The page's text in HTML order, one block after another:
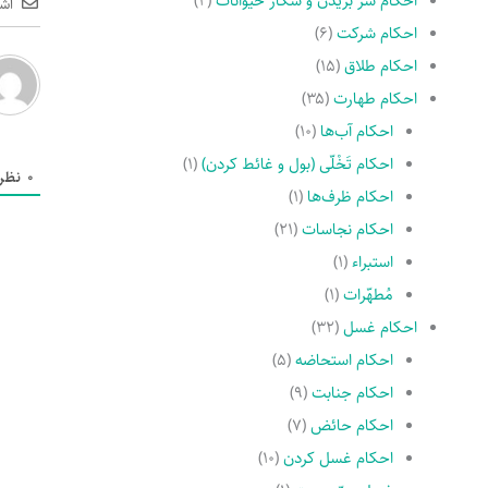
احکام شرکت(۶)
احکام طلاق(۱۵)
احکام طهارت(۳۵)
احکام آب‌ها(۱۰)
احکام تَخْلّى (بول و غائط کردن)(۱)
احکام ظرف‌ها(۱)
احکام نجاسات(۲۱)
استبراء(۱)
مُطهّرات(۱)
احکام غسل(۳۲)
احکام استحاضه(۵)
احکام جنابت(۹)
احکام حائض(۷)
احکام غسل کردن(۱۰)
0